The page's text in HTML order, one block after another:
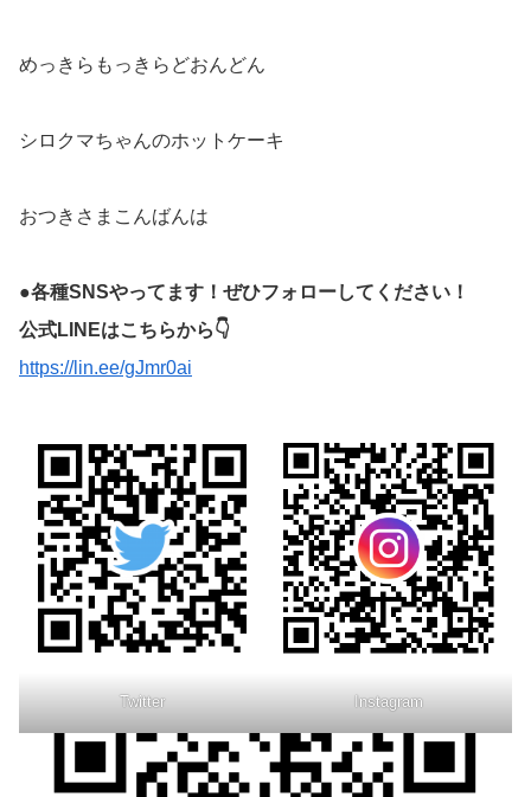
めっきらもっきらどおんどん
シロクマちゃんのホットケーキ
おつきさまこんばんは
●各種SNSやってます！ぜひフォローしてください！
公式LINEはこちらから👇
https://lin.ee/gJmr0ai
Twitter Instagram